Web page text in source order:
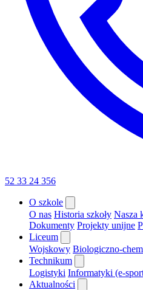
52 33 24 356
O szkole
O nas Historia szkoły Nasza
Dokumenty Projekty unijne
Liceum
Wojskowy Biologiczno-
Technikum
Logistyki Informatyki (e-
Aktualności